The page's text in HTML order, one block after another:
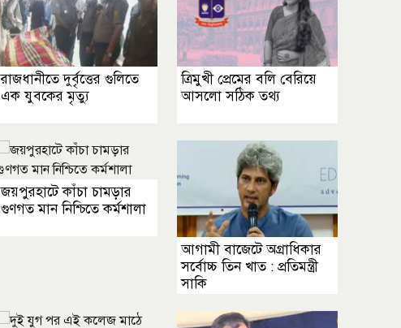
রাজধানীতে দুর্বৃত্তের গুলিতে
এক যুবকের মৃত্যু
ত্রিমুখী প্রেমের বলি বেরিয়ে
আসলো সঠিক তথ্য
জয়পুরহাটে কাঁচা চামড়ার
গুণগত মান নিশ্চিতে কর্মশালা
আগামী বাজেটে অগ্রাধিকার
সর্বোচ্চ তিন খাত : প্রতিমন্ত্রী
সাকি